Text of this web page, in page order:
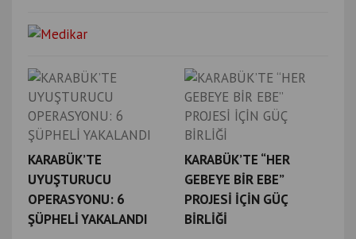
KARABÜK’TE
UYUŞTURUCU
OPERASYONU: 6
ŞÜPHELİ YAKALANDI
KARABÜK’TE “HER
GEBEYE BİR EBE”
PROJESİ İÇİN GÜÇ
BİRLİĞİ